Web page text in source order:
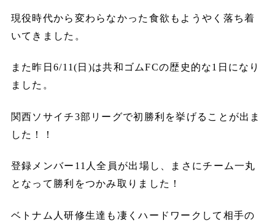
現役時代から変わらなかった食欲もようやく落ち着
いてきました。
また昨日6/11(日)は共和ゴムFCの歴史的な1日になり
ました。
関西ソサイチ3部リーグで初勝利を挙げることが出ま
した！！
登録メンバー11人全員が出場し、まさにチーム一丸
となって勝利をつかみ取りました！
ベトナム人研修生達も凄くハードワークして相手の